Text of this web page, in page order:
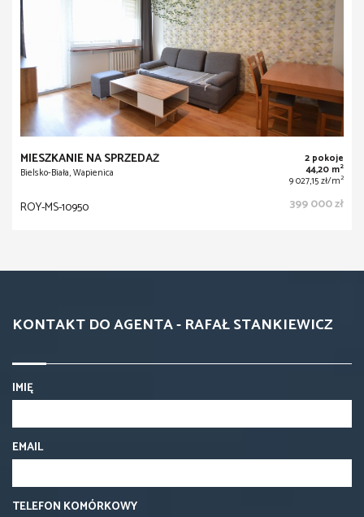
MIESZKANIE NA SPRZEDAŻ
Bielsko-Biała, Wapienica
2 pokoje
44,20 m2
9 027,15 zł/m2
ROY-MS-10950 399 000 zł
KONTAKT DO AGENTA - RAFAŁ STANKIEWICZ
IMIĘ
EMAIL
TELEFON KOMÓRKOWY